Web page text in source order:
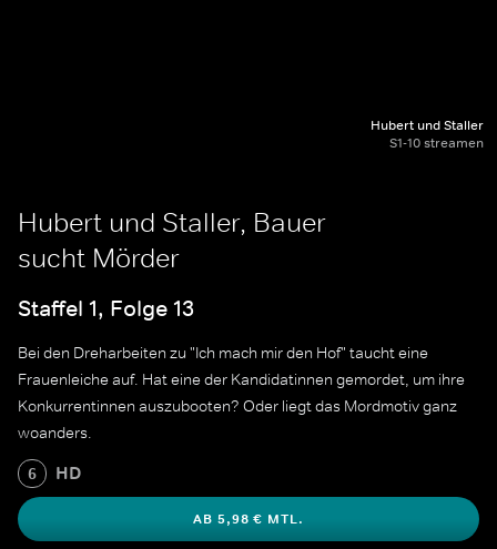
Hubert und Staller
S1-10 streamen
Hubert und Staller, Bauer
sucht Mörder
Staffel 1, Folge 13
Bei den Dreharbeiten zu "Ich mach mir den Hof" taucht eine
Frauenleiche auf. Hat eine der Kandidatinnen gemordet, um ihre
Konkurrentinnen auszubooten? Oder liegt das Mordmotiv ganz
woanders.
6 HD
AB 5,98 € MTL.